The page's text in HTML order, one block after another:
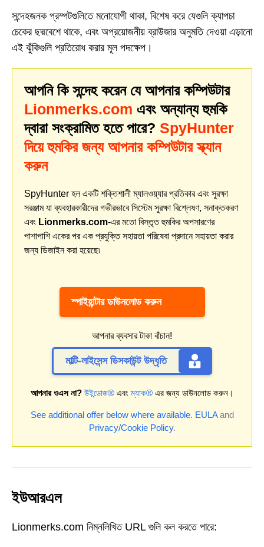
সন্দেহজনক প্রম্পটগুলিতে মনোযোগী থাকা, বিশেষ করে যেগুলি ক্যাপচা
চেকের ছদ্মবেশে থাকে, এবং অপ্রয়োজনীয় ব্রাউজার অনুমতি দেওয়া এড়ানো
এই ঝুঁকিগুলি প্রতিরোধ করার মূল পদক্ষেপ।
আপনি কি সন্দেহ করেন যে আপনার কম্পিউটার
Lionmerks.com এবং অন্যান্য হুমকি
দ্বারা সংক্রামিত হতে পারে? SpyHunter
দিয়ে হুমকির জন্য আপনার কম্পিউটার স্ক্যান
করুন
SpyHunter হল একটি শক্তিশালী ম্যালওয়্যার প্রতিকার এবং সুরক্ষা
সরঞ্জাম যা ব্যবহারকারীদের গভীরভাবে সিস্টেম সুরক্ষা বিশ্লেষণ, সনাক্তকরণ
এবং Lionmerks.com-এর মতো বিস্তৃত হুমকির অপসারণের
পাশাপাশি একের পর এক প্রযুক্তি সহায়তা পরিষেবা প্রদানে সহায়তা করার
জন্য ডিজাইন করা হয়েছে৷
স্পাইহান্টার ডাউনলোড করুন
আপনার ব্যবসার টাকা বাঁচান!
মাল্টি-লাইসেন্স ডিসকাউন্ট উদ্ধৃতি
আপনার ওএস না? উইন্ডোজ®এবংম্যাক®এর জন্য ডাউনলোড করুন।
See additional offer below where available. EULAand
Privacy/Cookie Policy.
ইউআরএল
Lionmerks.com নিম্নলিখিত URL গুলি কল করতে পারে: